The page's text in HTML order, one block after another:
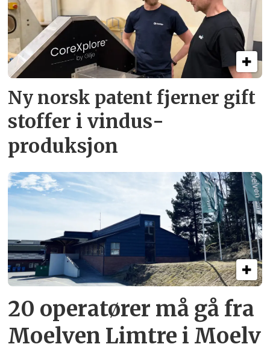
Ny norsk patent fjerner gift­
stoffer i vindus­
produksjon
20 operatører må gå fra
Moelven Limtre i Moelv